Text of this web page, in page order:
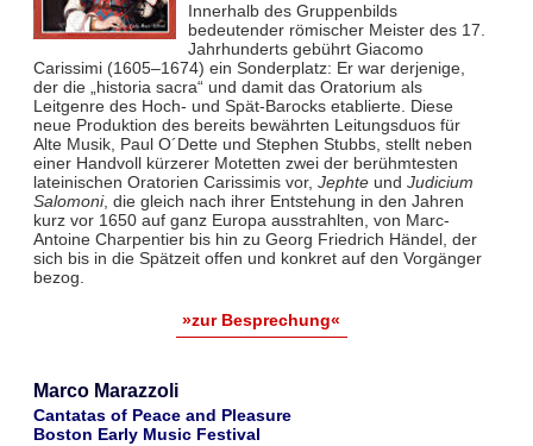
Innerhalb des Gruppenbilds
bedeutender römischer Meister des 17.
Jahrhunderts gebührt Giacomo
Carissimi (1605–1674) ein Sonderplatz: Er war derjenige,
der die „historia sacra“ und damit das Oratorium als
Leitgenre des Hoch- und Spät-Barocks etablierte. Diese
neue Produktion des bereits bewährten Leitungsduos für
Alte Musik, Paul O´Dette und Stephen Stubbs, stellt neben
einer Handvoll kürzerer Motetten zwei der berühmtesten
lateinischen Oratorien Carissimis vor, Jephteund Judicium
Salomoni, die gleich nach ihrer Entstehung in den Jahren
kurz vor 1650 auf ganz Europa ausstrahlten, von Marc-
Antoine Charpentier bis hin zu Georg Friedrich Händel, der
sich bis in die Spätzeit offen und konkret auf den Vorgänger
bezog.
»zur Besprechung«
Marco Marazzoli
Cantatas of Peace and Pleasure
Boston Early Music Festival